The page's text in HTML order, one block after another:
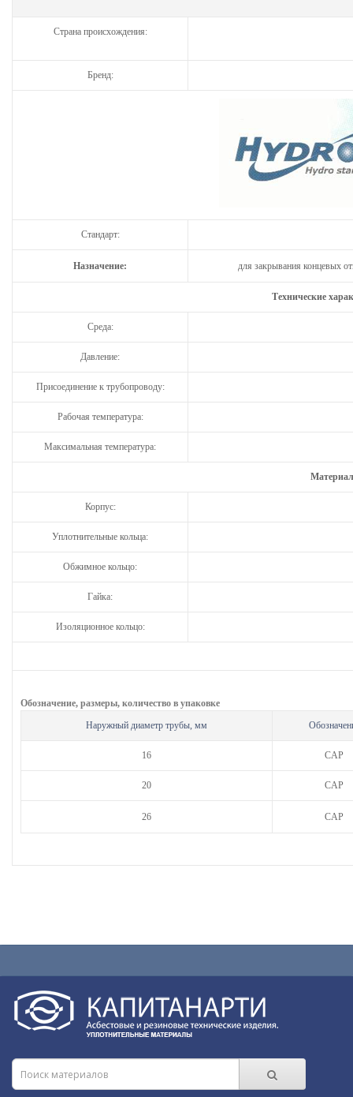
Страна происхождения:
Бренд:
Стандарт:
Назначение: для закрывания концевых
Технические
Среда:
Давление:
Присоединение к трубопроводу:
Рабочая температура:
Максимальная температура:
Корпус:
Уплотнительные кольца:
Обжимное кольцо:
Гайка:
Изоляционное кольцо:
Обозначение, размеры, количество в упаковке
Наружный диаметр трубы, мм
16 CAP
20 CAP
26 CAP